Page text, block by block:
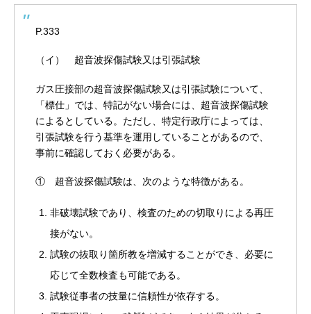
P.333
（イ） 超音波探傷試験又は引張試験
ガス圧接部の超音波探傷試験又は引張試験について、
「標仕」では、特記がない場合には、超音波探傷試験
によるとしている。ただし、特定行政庁によっては、
引張試験を行う基準を運用していることがあるので、
事前に確認しておく必要がある。
① 超音波探傷試験は、次のような特徴がある。
非破壊試験であり、検査のための切取りによる再圧
接がない。
試験の抜取り箇所教を増減することができ、必要に
応じて全数検査も可能である。
試験従事者の技量に信頼性が依存する。